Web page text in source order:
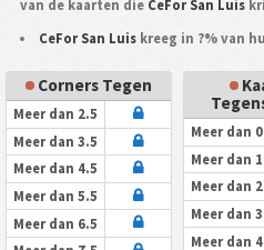
van de kaarten die CeFor San Luis
CeFor San Luis kreeg in ?% van
Corners Tegen
Meer dan 2.5
Meer dan 3.5
Meer dan 4.5
Meer dan 5.5
Meer dan 6.5
Meer dan
Meer dan
Meer dan
Meer dan
Meer dan